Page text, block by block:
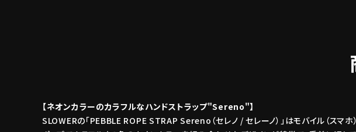
【ネオンカラーのカラフルなハンドストラップ"Sereno"】
SLOWERの「PEBBLE ROPE STRAP Sereno（セレノ / セレーノ）」はモバイル（スマホ